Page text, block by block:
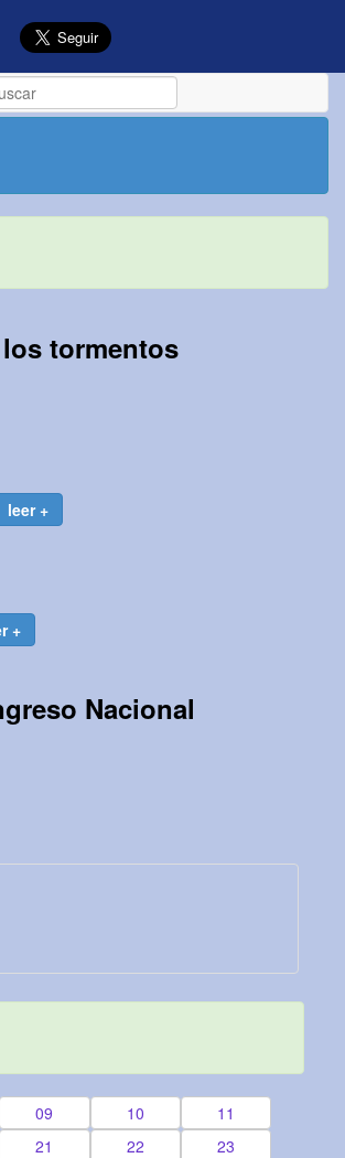
tormentos
leer +
+
Nacional
09 10
11
21 22
23